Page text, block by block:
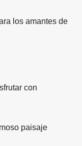
los amantes de
con
paisaje